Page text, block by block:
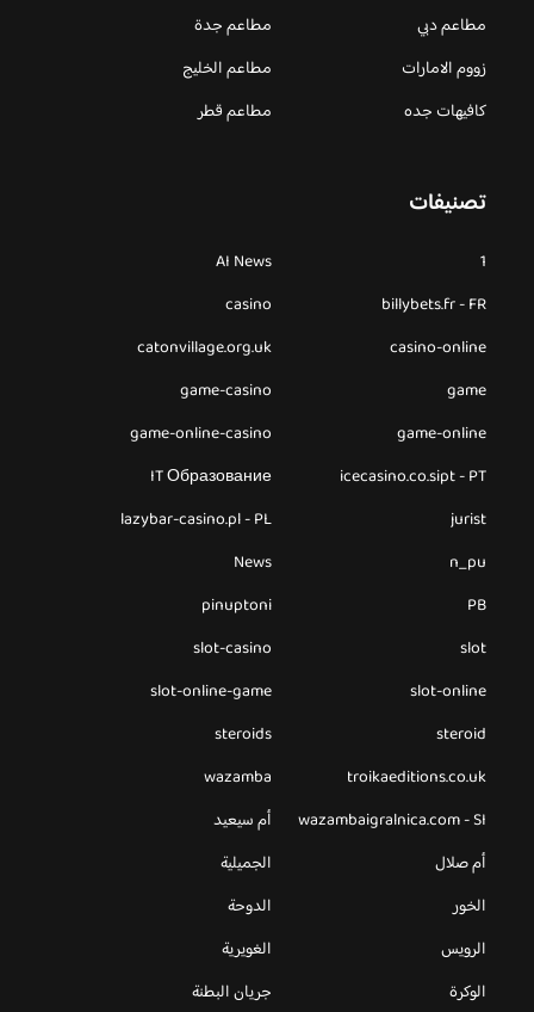
مطاعم دبي
مطاعم جدة
زووم الامارات
مطاعم الخليج
كافيهات جده
مطاعم قطر
تصنيفات
1
AI News
billybets.fr - FR
casino
casino-online
catonvillage.org.uk
game
game-casino
game-online
game-online-casino
icecasino.co.sipt - PT
IT Образование
jurist
lazybar-casino.pl - PL
n_pu
News
PB
pinuptoni
slot
slot-casino
slot-online
slot-online-game
steroid
steroids
troikaeditions.co.uk
wazamba
wazambaigralnica.com - SI
أم سيعيد
أم صلال
الجميلية
الخور
الدوحة
الرويس
الغويرية
الوكرة
جريان البطنة